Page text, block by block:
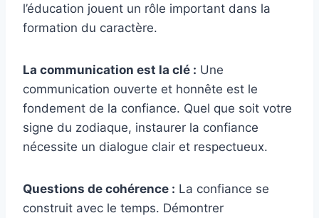
l’éducation jouent un rôle important dans la
formation du caractère.
La communication est la clé : Une
communication ouverte et honnête est le
fondement de la confiance. Quel que soit votre
signe du zodiaque, instaurer la confiance
nécessite un dialogue clair et respectueux.
Questions de cohérence : La confiance se
construit avec le temps. Démontrer